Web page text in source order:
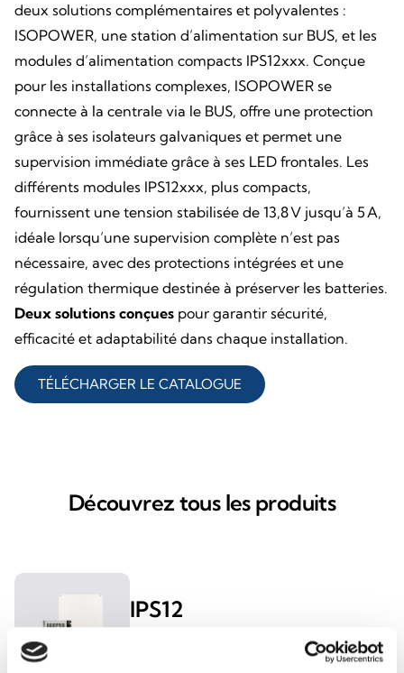
deux solutions complémentaires et polyvalentes :
ISOPOWER, une station d’alimentation sur BUS, et les
modules d’alimentation compacts IPS12xxx. Conçue
pour les installations complexes, ISOPOWER se
connecte à la centrale via le BUS, offre une protection
grâce à ses isolateurs galvaniques et permet une
supervision immédiate grâce à ses LED frontales. Les
différents modules IPS12xxx, plus compacts,
fournissent une tension stabilisée de 13,8 V jusqu’à 5 A,
idéale lorsqu’une supervision complète n’est pas
nécessaire, avec des protections intégrées et une
régulation thermique destinée à préserver les batteries.
Deux solutions conçues pour garantir sécurité,
efficacité et adaptabilité dans chaque installation.
TÉLÉCHARGER LE CATALOGUE
Découvrez tous les produits
IPS12